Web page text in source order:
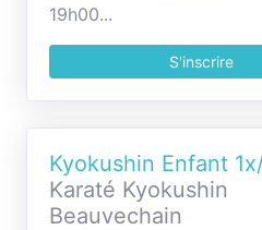
19h00...
S'inscrire
Kyokushin Enfant
Karaté Kyokushin
Beauvechain